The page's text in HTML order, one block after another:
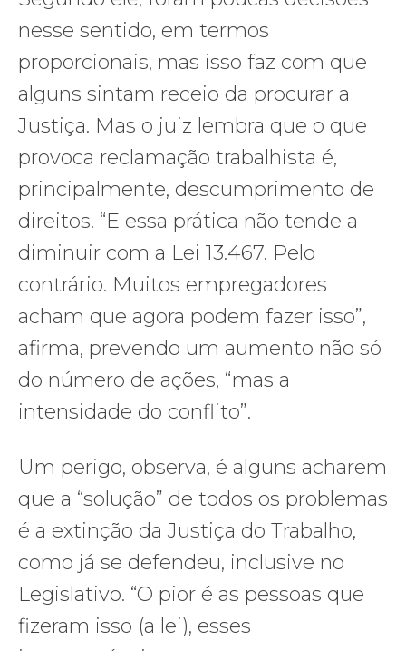
nesse sentido, em termos
proporcionais, mas isso faz com que
alguns sintam receio da procurar a
Justiça. Mas o juiz lembra que o que
provoca reclamação trabalhista é,
principalmente, descumprimento de
direitos. “E essa prática não tende a
diminuir com a Lei 13.467. Pelo
contrário. Muitos empregadores
acham que agora podem fazer isso”,
afirma, prevendo um aumento não só
do número de ações, “mas a
intensidade do conflito”.
Um perigo, observa, é alguns acharem
que a “solução” de todos os problemas
é a extinção da Justiça do Trabalho,
como já se defendeu, inclusive no
Legislativo. “O pior é as pessoas que
fizeram isso (a lei), esses